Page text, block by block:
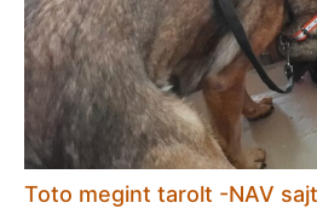
Toto megint tarolt -NAV